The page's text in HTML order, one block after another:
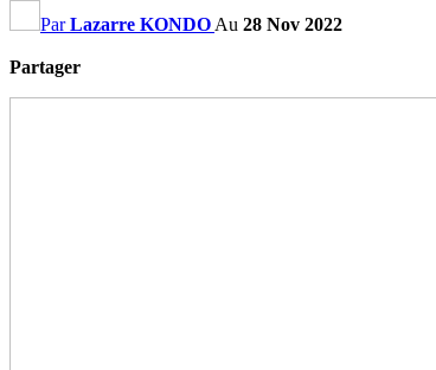
ParLazarre KONDO Au 28 Nov 2022
Partager